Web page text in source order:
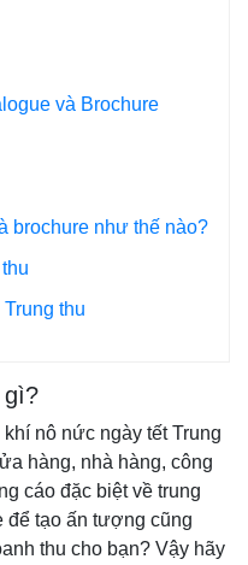
và Brochure
brochure như thế nào?
thu
gì?
nô nức ngày tết Trung
hàng, nhà hàng, công
cáo đặc biệt về trung
để tạo ấn tượng cũng
thu cho bạn? Vậy hãy